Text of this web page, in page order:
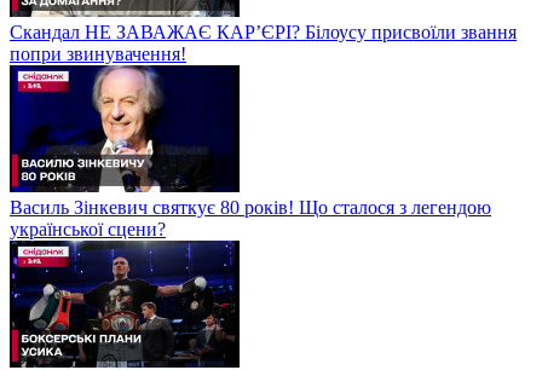
Скандал НЕ ЗАВАЖАЄ КАР’ЄРІ? Білоусу присвоїли звання
попри звинувачення!
Василь Зінкевич святкує 80 років! Що сталося з легендою
української сцени?